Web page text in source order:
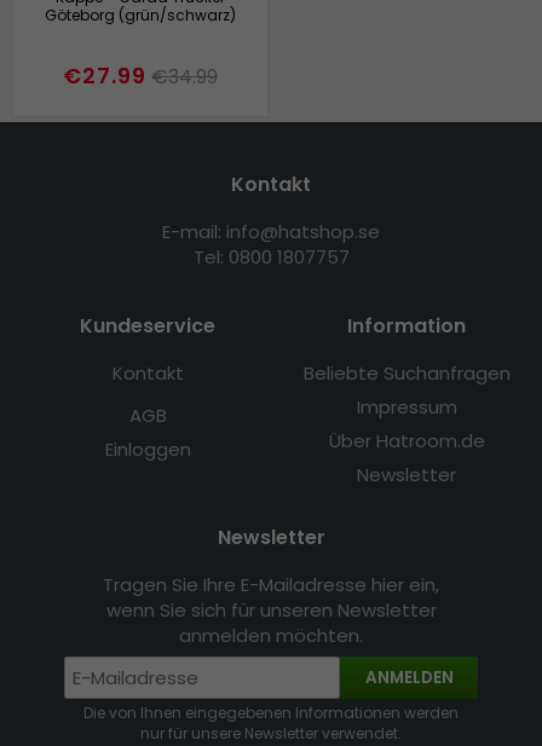
Göteborg (grün/schwarz)
€27.99 €34.99
Kontakt
E-mail: info@hatshop.se
Tel: 0800 1807757
Kundeservice
Kontakt
AGB
Einloggen
Information
Beliebte Suchanfragen
Impressum
Über Hatroom.de
Newsletter
Newsletter
Tragen Sie Ihre E-Mailadresse hier ein,
wenn Sie sich für unseren Newsletter
anmelden möchten.
ANMELDEN
Die von Ihnen eingegebenen Informationen werden
nur für unsere Newsletter verwendet.